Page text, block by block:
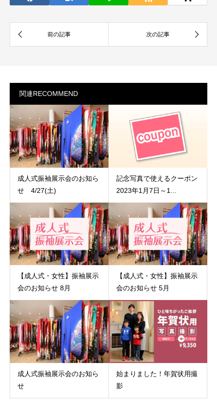
関連RECOMMEND
成人式振袖展示会のお知ら
せ 4/27(土)
記念写真で使えるクーポン
2023年1月7日～1...
【成人式・女性】振袖展示
会のお知らせ 8月
【成人式・女性】振袖展示
会のお知らせ 5月
成人式振袖展示会のお知ら
せ
始まりました！年賀状用撮
影